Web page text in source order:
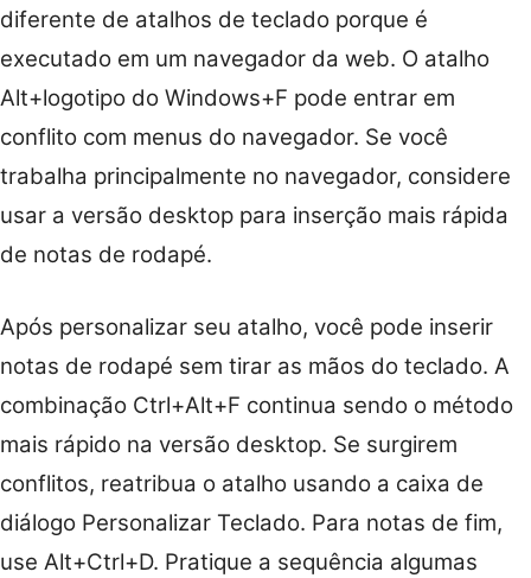
diferente de atalhos de teclado porque é
executado em um navegador da web. O atalho
Alt+logotipo do Windows+F pode entrar em
conflito com menus do navegador. Se você
trabalha principalmente no navegador, considere
usar a versão desktop para inserção mais rápida
de notas de rodapé.
Após personalizar seu atalho, você pode inserir
notas de rodapé sem tirar as mãos do teclado. A
combinação Ctrl+Alt+F continua sendo o método
mais rápido na versão desktop. Se surgirem
conflitos, reatribua o atalho usando a caixa de
diálogo Personalizar Teclado. Para notas de fim,
use Alt+Ctrl+D. Pratique a sequência algumas